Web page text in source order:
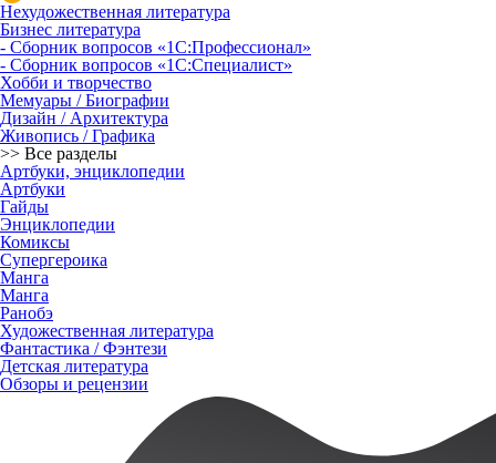
Нехудожественная литература
Бизнес литература
- Сборник вопросов «1С:Профессионал»
- Сборник вопросов «1С:Специалист»
Хобби и творчество
Мемуары / Биографии
Дизайн / Архитектура
Живопись / Графика
>> Все разделы
Артбуки, энциклопедии
Артбуки
Гайды
Энциклопедии
Комиксы
Супергероика
Манга
Манга
Ранобэ
Художественная литература
Фантастика / Фэнтези
Детская литература
Обзоры и рецензии